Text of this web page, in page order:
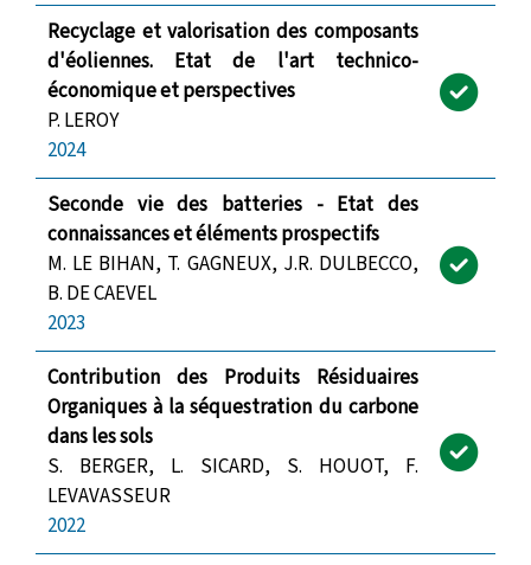
Recyclage et valorisation des composants
d'éoliennes. Etat de l'art technico-
économique et perspectives
P. LEROY
2024
Seconde vie des batteries - Etat des
connaissances et éléments prospectifs
M. LE BIHAN, T. GAGNEUX, J.R. DULBECCO,
B. DE CAEVEL
2023
Contribution des Produits Résiduaires
Organiques à la séquestration du carbone
dans les sols
S. BERGER, L. SICARD, S. HOUOT, F.
LEVAVASSEUR
2022